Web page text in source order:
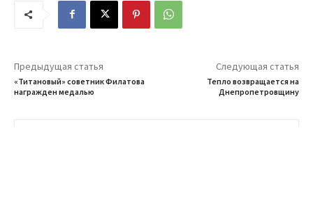
Предыдущая статья
«Титановый» советник Филатова
награжден медалью
Следующая статья
Тепло возвращается на
Днепропетровщину